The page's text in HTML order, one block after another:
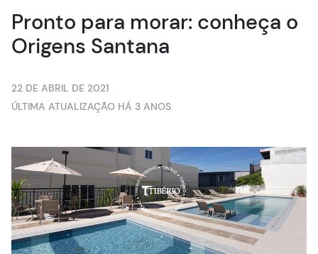
Pronto para morar: conheça o
Origens Santana
22 DE ABRIL DE 2021
ÚLTIMA ATUALIZAÇÃO HÁ 3 ANOS